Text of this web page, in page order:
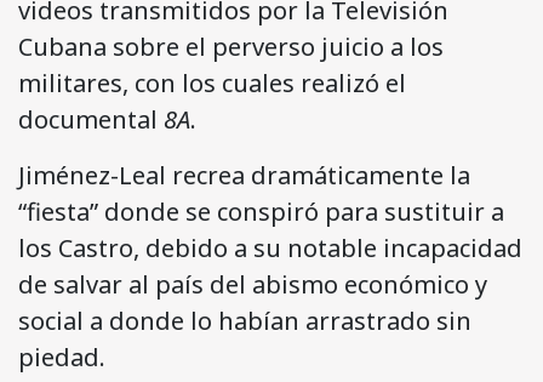
videos transmitidos por la Televisión
Cubana sobre el perverso juicio a los
militares, con los cuales realizó el
documental 8A.
Jiménez-Leal recrea dramáticamente la
“fiesta” donde se conspiró para sustituir a
los Castro, debido a su notable incapacidad
de salvar al país del abismo económico y
social a donde lo habían arrastrado sin
piedad.